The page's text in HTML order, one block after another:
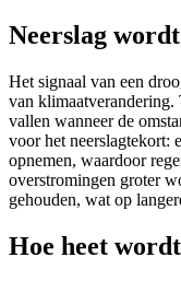
Neerslag
Het signaal van een
van klimaatverandering.
vallen wanneer de
voor het neerslagtekort:
opnemen, waardoor
overstromingen groter
gehouden, wat op
Hoe heet